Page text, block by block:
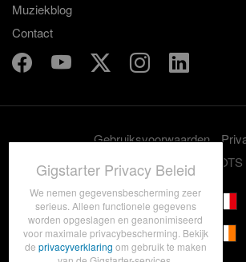
Muziekblog
Contact
Gebruiksvoorwaarden
© 2012-2026 GRASSROOTS
Gigstarter Privacy Beleid
We nemen gegevensbescherming zeer
serieus. Alleen functionele gegevens
worden opgeslagen en geanonimiseerd
voor maximale privacybescherming. Bekijk
de privacyverklaring om gebruik te maken